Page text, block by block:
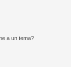
a un tema?